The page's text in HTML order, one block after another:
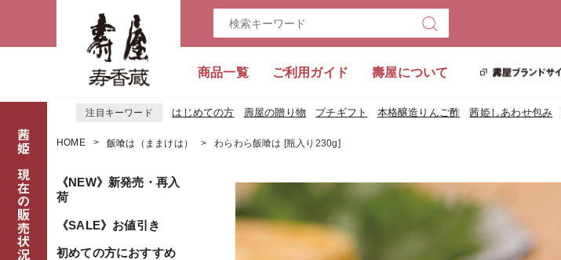
商品一覧 ご利用ガイド 壽屋について
注目キーワード はじめての方 壽屋の贈り物 プチギフト 本格醸造りんご酢 茜姫しあわせ包み
HOME 飯喰は（ままけは） わらわら飯喰は [瓶入り230g]
《NEW》新発売・再入
荷
《SALE》お値引き
初めての方におすすめ